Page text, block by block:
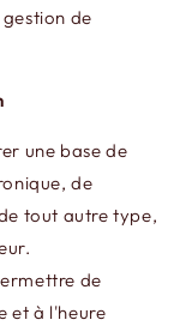
de
une base de
de
tout autre type,
de
et à l'heure